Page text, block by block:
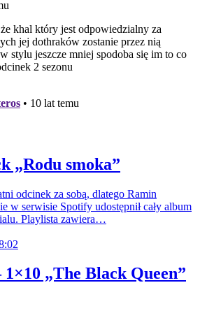
„Rodu smoka”
odcinek za sobą, dlatego Ramin
w serwisie Spotify udostępnił cały album
Playlista zawiera…
1×10 „The Black Queen”